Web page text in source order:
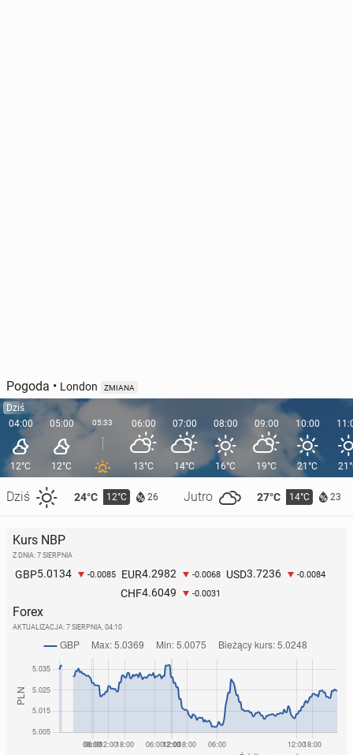
Pogoda • London ZMIANA
Dziś
04:00
12°C
Dziś 24°C 12°C 26 Jutro 27°C 14°C 23
05:00
12°C
05:33 06:00
13°C
07:00
14°C
08:00
16°C
09:00
19°C
10:00
21°C
Kurs NBP
Z DNIA: 7 SIERPNIA
GBP5.0134 -0.0085 EUR4.2982 -0.0068 USD3.7236 -0.0084
CHF4.6049 -0.0031
Forex
AKTUALIZACJA: 7 SIERPNIA, 04:10